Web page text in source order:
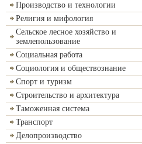
Производство и технологии
Религия и мифология
Сельское лесное хозяйство и
землепользование
Социальная работа
Социология и обществознание
Спорт и туризм
Строительство и архитектура
Таможенная система
Транспорт
Делопроизводство